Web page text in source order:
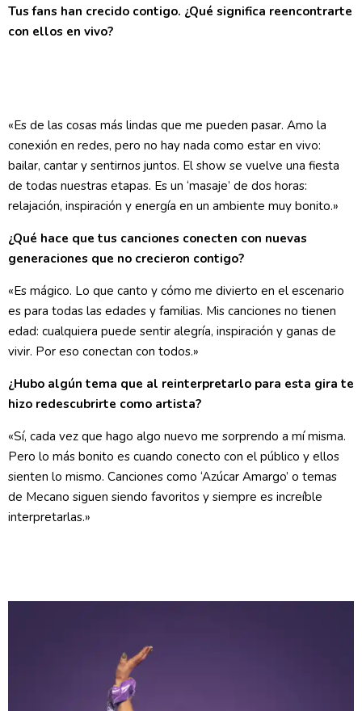
Tus fans han crecido contigo. ¿Qué significa reencontrarte
con ellos en vivo?
«Es de las cosas más lindas que me pueden pasar. Amo la
conexión en redes, pero no hay nada como estar en vivo:
bailar, cantar y sentirnos juntos. El show se vuelve una fiesta
de todas nuestras etapas. Es un ‘masaje’ de dos horas:
relajación, inspiración y energía en un ambiente muy bonito.»
¿Qué hace que tus canciones conecten con nuevas
generaciones que no crecieron contigo?
«Es mágico. Lo que canto y cómo me divierto en el escenario
es para todas las edades y familias. Mis canciones no tienen
edad: cualquiera puede sentir alegría, inspiración y ganas de
vivir. Por eso conectan con todos.»
¿Hubo algún tema que al reinterpretarlo para esta gira te
hizo redescubrirte como artista?
«Sí, cada vez que hago algo nuevo me sorprendo a mí misma.
Pero lo más bonito es cuando conecto con el público y ellos
sienten lo mismo. Canciones como ‘Azúcar Amargo’ o temas
de Mecano siguen siendo favoritos y siempre es increíble
interpretarlas.»